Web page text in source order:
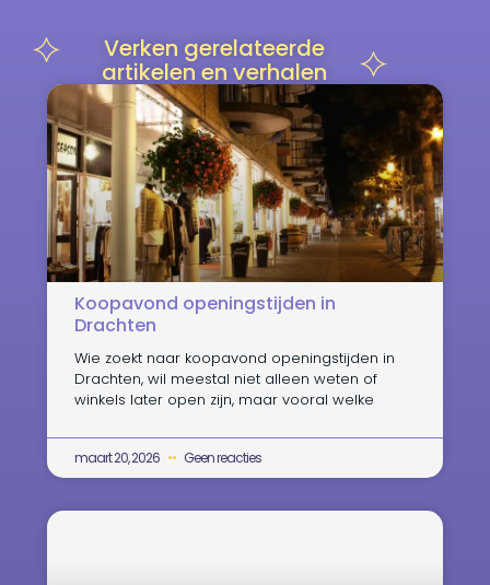
Verken gerelateerde
artikelen en verhalen
Koopavond openingstijden in
Drachten
Wie zoekt naar koopavond openingstijden in
Drachten, wil meestal niet alleen weten of
winkels later open zijn, maar vooral welke
maart 20, 2026 Geen reacties